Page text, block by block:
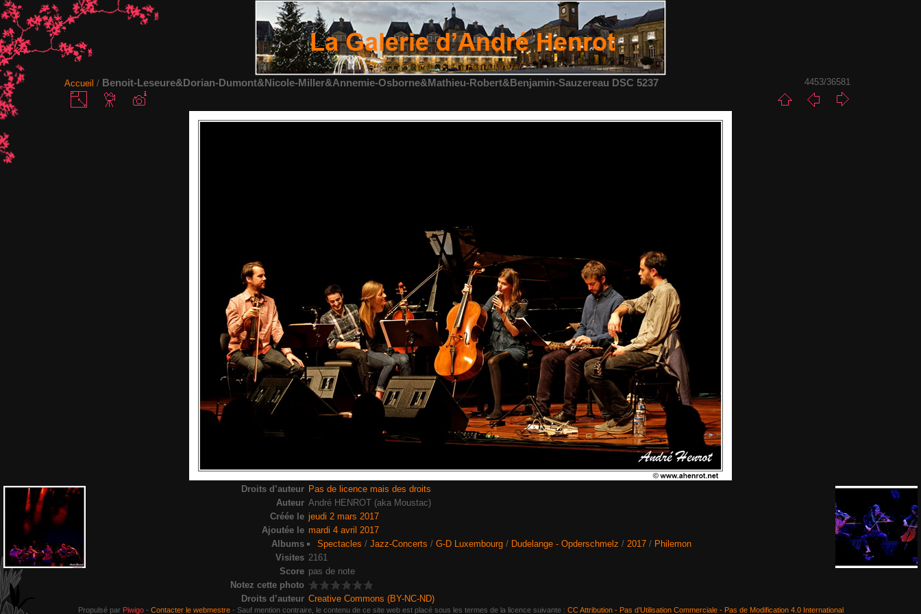
Accueil / Benoit-Leseure&Dorian-Dumont&Nicole-Miller&Annemie-Osborne&Mathieu-Robert&Benjamin-Sauzereau DSC 5237 4453/36581
Droits d’auteur Pas de licence mais des droits
Auteur André HENROT (aka Moustac)
Créée le jeudi 2 mars 2017
Ajoutée le mardi 4 avril 2017
Albums
Spectacles / Jazz-Concerts / G-D Luxembourg/ Dudelange - Opderschmelz / 2017/ Philemon
Visites 2161
Score pas de note
Notez cette photo
Droits d’auteur Creative Commons (BY-NC-ND)
Propulsé par Piwigo- Contacter le webmestre Sauf mention contraire, le contenu de ce site web est placé sous les termes de la licence suivante : CC Attribution - Pas d’Utilisation Commerciale - Pas de Modification 4.0 International